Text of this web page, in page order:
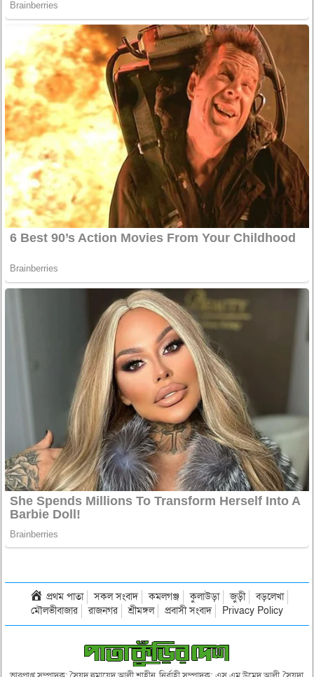
প্রথম পাতা সকল সংবাদ কমলগঞ্জ কুলাউড়া জুড়ী
বড়লেখা
মৌলভীবাজার
রাজনগর শ্রীমঙ্গল প্রবাসী সংবাদ Privacy Policy